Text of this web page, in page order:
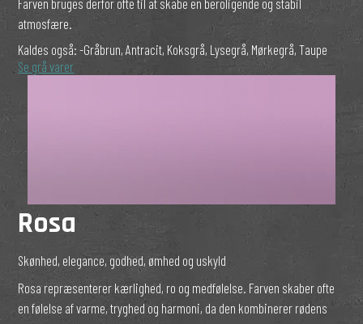
Farven bruges derfor ofte til at skabe en beroligende og stabil
atmosfære.
Kaldes også:-Gråbrun, Antracit, Koksgrå, Lysegrå, Mørkegrå, Taupe
Se grå varer
Rosa
Skønhed, elegance, godhed, ømhed og uskyld
Rosa repræsenterer kærlighed, ro og medfølelse. Farven skaber ofte
en følelse af varme, tryghed og harmoni, da den kombinerer rødens